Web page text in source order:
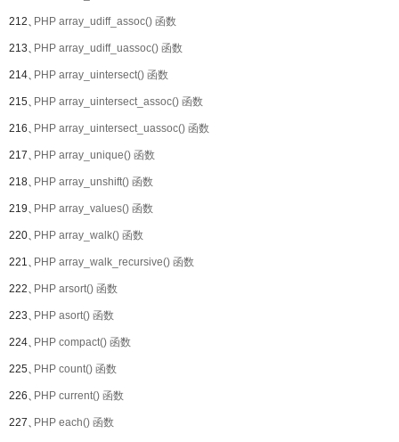
212、PHP array_udiff_assoc() 函数
213、PHP array_udiff_uassoc() 函数
214、PHP array_uintersect() 函数
215、PHP array_uintersect_assoc() 函数
216、PHP array_uintersect_uassoc() 函数
217、PHP array_unique() 函数
218、PHP array_unshift() 函数
219、PHP array_values() 函数
220、PHP array_walk() 函数
221、PHP array_walk_recursive() 函数
222、PHP arsort() 函数
223、PHP asort() 函数
224、PHP compact() 函数
225、PHP count() 函数
226、PHP current() 函数
227、PHP each() 函数